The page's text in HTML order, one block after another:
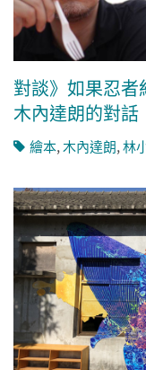
對談》如果忍
木內達朗的對話
繪本, 木內達朗,林